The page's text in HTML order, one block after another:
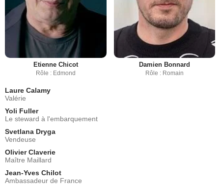
Etienne Chicot
Rôle : Edmond
Damien Bonnard
Rôle : Romain
Laure Calamy
Valérie
Yoli Fuller
Le steward à l'embarquement
Svetlana Dryga
Vendeuse
Olivier Claverie
Maître Maillard
Jean-Yves Chilot
Ambassadeur de France